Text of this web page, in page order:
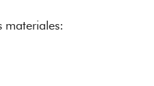
materiales: